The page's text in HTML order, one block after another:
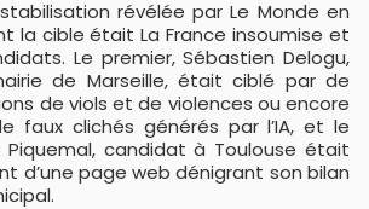
révélée par Le Monde en
la cible était La France insoumise et
Le premier, Sébastien Delogu,
de Marseille, était ciblé par de
de viols et de violences ou encore
faux clichés générés par l’IA, et le
Piquemal, candidat à Toulouse était
d’une page web dénigrant son bilan